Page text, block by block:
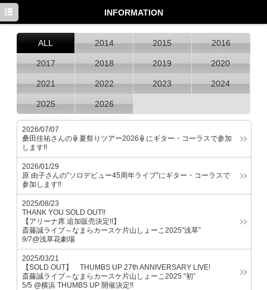
INFORMATION
ALL 2014 2015 2016
2017 2018 2019 2020
2021 2022 2023 2024
2025 2026
2026/07/07
桑田佳祐さんの🏮夏祭りツアー2026🏮にギター・コーラスで参加
します!!
2026/01/29
原 由子さんの”ソロデビュー45周年ライブ”にギター・コーラスで
参加します!!
2025/08/23
THANK YOU SOLD OUT!!
【アリーナ席 追加販売決定!!】
斎藤誠ライブ～なまらカースケ片山しょーこ2025”浅草”
9/7@浅草花劇場
2025/03/21
【SOLD OUT】 THUMBS UP 27th ANNIVERSARY LIVE!
斎藤誠ライブ～なまらカースケ片山しょーこ2025 “初”
5/5 @横浜 THUMBS UP 開催決定!!
INFORMATION
LIVE
PROFILE
DISCOGRAPHY
Facebook
Twitter